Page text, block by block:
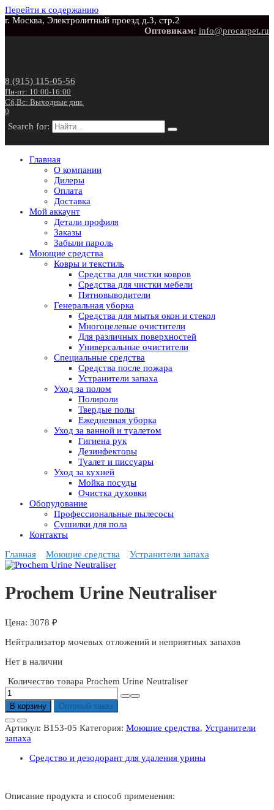
Перейти к содержанию
г. Москва, Электролитный проезд д.3, стр.2
Оптовикам: info@procarpet.ru
8 (915) 115-05-56
Пн-пт: 10:00-16:00
Сб,Вс: Выходные дни.
0
Search for:
Главная
О компании
Дилеры
Оплата
Доставка
Мой аккаунт
Детали профиля
Заказы
Забыли пароль
Моющие средства
Ковры и текстиль
Средства для чистки ковров
Средства для чистки мебели
Пятновыводители
Генеральная уборка
Средства для мытья окон и стекол
Многоцелевые очистители
Для различных поверхностей
Универсальные очистители
Специальные средства
Средства после пожара
Устранители запаха
Уход за полом
Полироли
Твердые полы
Ежедневная уборка
Уход за ванной и туалетом
Гигиена рук
Дезинфекторы
Туалет и писсуары
Уход за кухней
Мойка посуды
Очистка духовки
Оборудование
Профессиональные пылесосы
Сушилки для пола
Контакты
Главная
Моющие средства Устранители запаха
Prochem Urine Neutraliser
3078 ₽
Нейтрализатор мочевых отложений и неприятных запахов
Нет в наличии
Количество товара Prochem Urine Neutraliser
В корзину Оптовый заказ
Артикул: B153-05 Категория: Моющие средства, Устранители
запаха
Средство и дезодорант для удаления урины
Описание продукта и способ применения: